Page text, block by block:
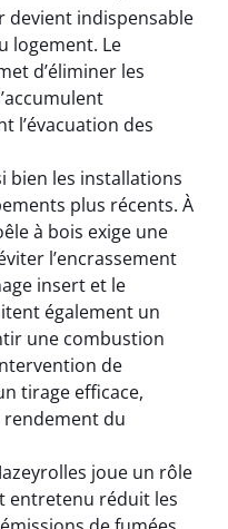
devient indispensable
logement. Le
d’éliminer les
l’évacuation des
bien les installations
plus récents. À
à bois exige une
l’encrassement
insert et le
également un
une combustion
de
tirage efficace,
du
joue un rôle
entretenu réduit les